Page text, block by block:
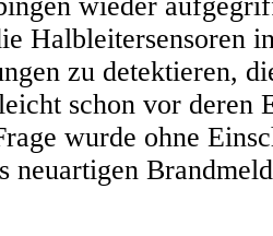
Halbleitersensoren
zu detektieren,
schon vor deren
wurde ohne
neuartigen